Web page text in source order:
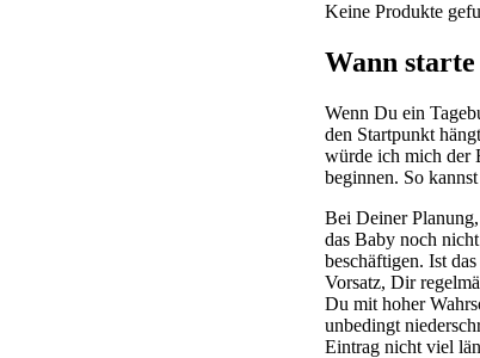
Keine Produkte
Wann
Wenn Du ein
den Startpunkt
würde ich mich der
beginnen. So
Bei Deiner
das Baby noch
beschäftigen. Ist
Vorsatz, Dir
Du mit hoher
unbedingt
Eintrag nicht viel